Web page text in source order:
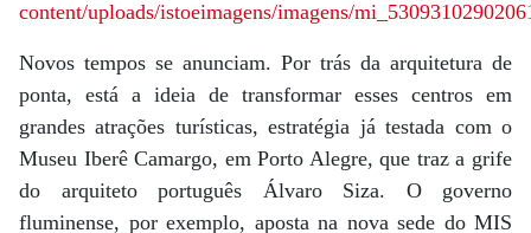
Novos tempos se anunciam. Por trás da arquitetura de
ponta, está a ideia de transformar esses centros em
grandes atrações turísticas, estratégia já testada com o
Museu Iberê Camargo, em Porto Alegre, que traz a grife
do arquiteto português Álvaro Siza. O governo
fluminense, por exemplo, aposta na nova sede do MIS